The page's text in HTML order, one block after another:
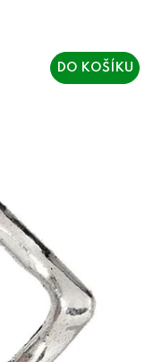
DO KOŠÍKU